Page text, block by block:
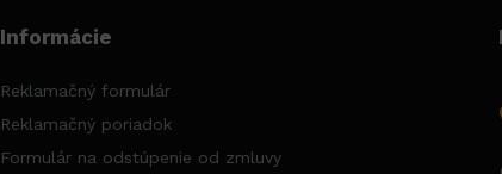
Informácie
Reklamačný formulár
Reklamačný poriadok
Formulár na odstúpenie od zmluvy